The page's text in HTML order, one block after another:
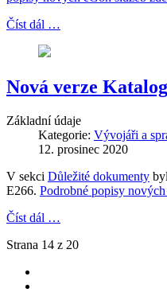
Číst dál …
Nová verze
Základní údaje
Kategorie: Vývojáři a
12. prosinec 2020
V sekci Důležité dokumenty
E266. Podrobné popisy
Číst dál …
Strana 14 z 20